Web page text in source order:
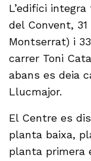
L’edifici
del Convent,
Montserrat) i
carrer Toni
abans es deia
Llucmajor.
El Centre es
planta baixa,
planta primera